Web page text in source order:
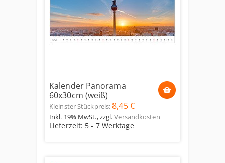
Kalender Panorama
60x30cm (weiß)
Kleinster Stückpreis:8,45 €
Inkl. 19% MwSt.,zzgl.Versandkosten
Lieferzeit: 5 - 7 Werktage